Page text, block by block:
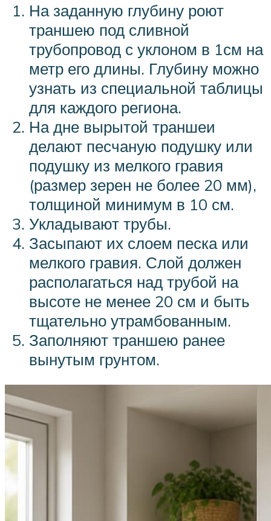
На заданную глубину роют
траншею под сливной
трубопровод с уклоном в 1см на
метр его длины. Глубину можно
узнать из специальной таблицы
для каждого региона.
На дне вырытой траншеи
делают песчаную подушку или
подушку из мелкого гравия
(размер зерен не более 20 мм),
толщиной минимум в 10 см.
Укладывают трубы.
Засыпают их слоем песка или
мелкого гравия. Слой должен
располагаться над трубой на
высоте не менее 20 см и быть
тщательно утрамбованным.
Заполняют траншею ранее
вынутым грунтом.